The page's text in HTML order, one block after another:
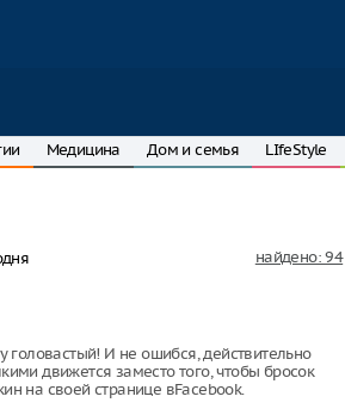
Медицина Дом и семья LIfeStyle
найдено: 94
И не ошибся, действительно
движется заместо того, чтобы бросок
на своей странице вFacebook.